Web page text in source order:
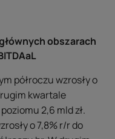
obszarach
półroczu wzrosły o
kwartale
2,6 mld zł.
o 7,8% r/r do